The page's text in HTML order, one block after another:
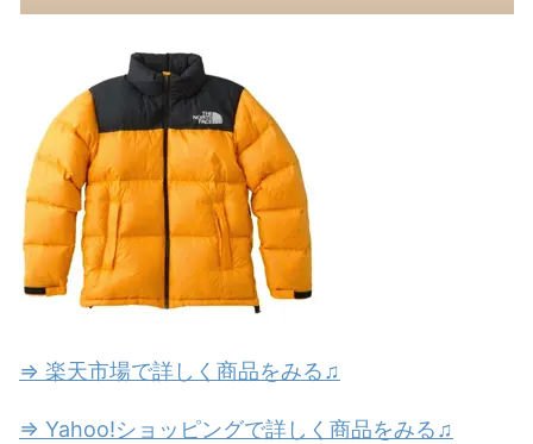
⇒ 楽天市場で詳しく商品をみる♫
⇒ Yahoo!ショッピングで詳しく商品をみる♫